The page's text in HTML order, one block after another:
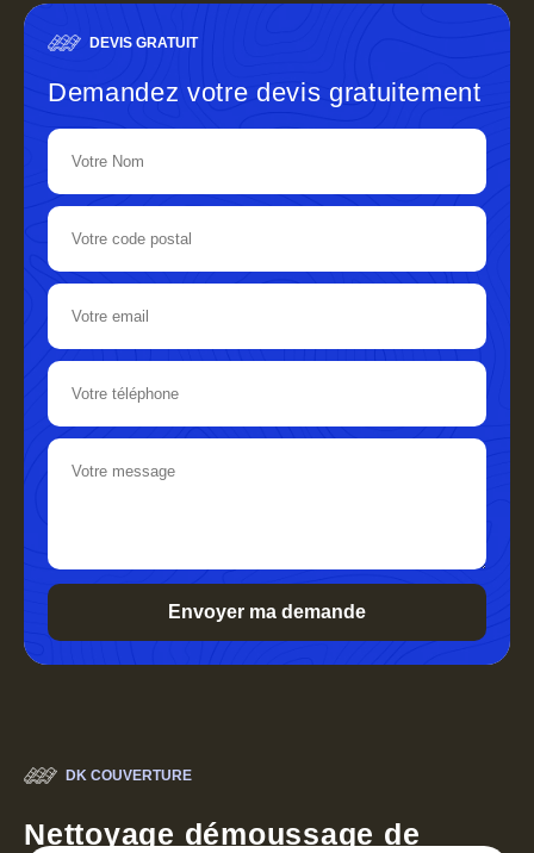
DEVIS GRATUIT
Demandez votre devis gratuitement
DK COUVERTURE
Nettoyage démoussage de